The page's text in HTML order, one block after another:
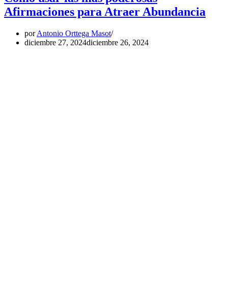
Afirmaciones para Atraer Abundancia
porAntonio Orttega Masot
diciembre 27, 2024diciembre 26, 2024